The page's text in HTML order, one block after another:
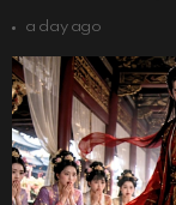
a day ago